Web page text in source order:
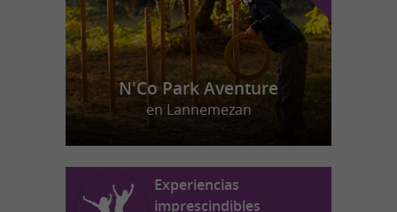
N'Co Park Aventure
en Lannemezan
Experiencias
imprescindibles